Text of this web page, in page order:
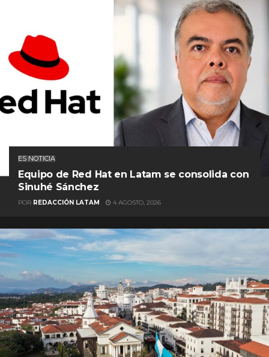
ES NOTICIA
Equipo de Red Hat en Latam se consolida con
Sinuhé Sánchez
POR REDACCIÓN LATAM 4 AGOSTO, 2026